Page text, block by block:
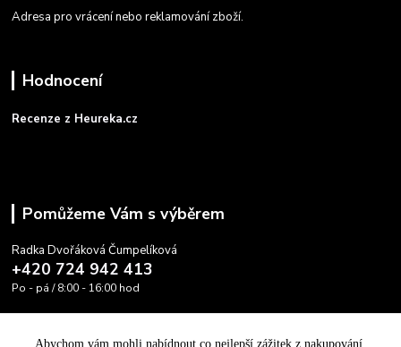
Adresa pro vrácení nebo reklamování zboží.
Hodnocení
Recenze z Heureka.cz
Pomůžeme Vám s výběrem
Radka Dvořáková Čumpelíková
+420 724 942 413
Po - pá / 8:00 - 16:00 hod
Abychom vám mohli nabídnout co nejlepší zážitek z nakupování,